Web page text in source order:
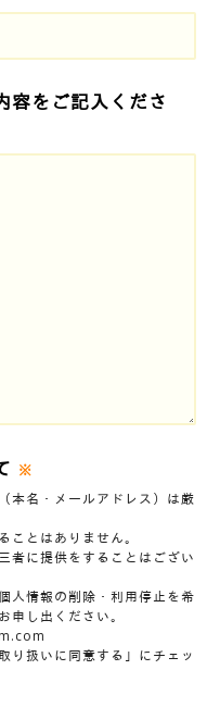
容をご記入くださ
※
本名・メールアドレス）は厳
ことはありません。
者に提供をすることはござい
人情報の削除・利用停止を希
申し出ください。
り扱いに同意する」にチェッ